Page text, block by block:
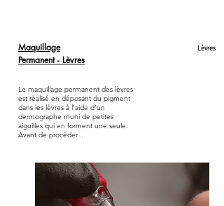
Maquillage
Permanent - Lèvres
Lèvres
Le maquillage permanent des lèvres
est réalisé en déposant du pigment
dans les lèvres à l’aide d’un
dermographe muni de petites
aiguilles qui en forment une seule.
Avant de procéder...